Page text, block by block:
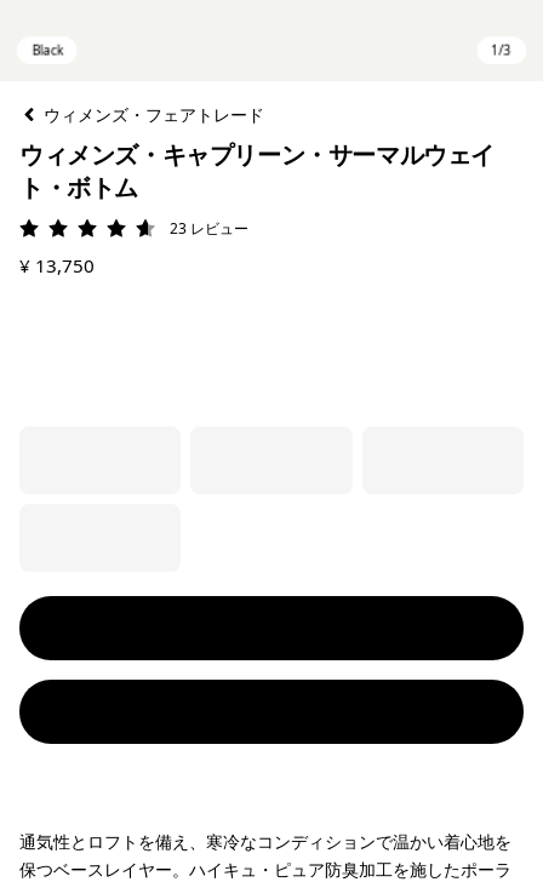
ウィメンズ・フェアトレード
ウィメンズ・キャプリーン・サーマルウェイ
ト・ボトム
評価: 4.6 / 5
23 レビュー
¥ 13,750
通気性とロフトを備え、寒冷なコンディションで温かい着心地を
保つベースレイヤー。ハイキュ・ピュア防臭加工を施したポーラ